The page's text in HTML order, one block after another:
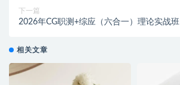
下一篇
2026年CG职测+综应（六合一）理论实战班
相关文章